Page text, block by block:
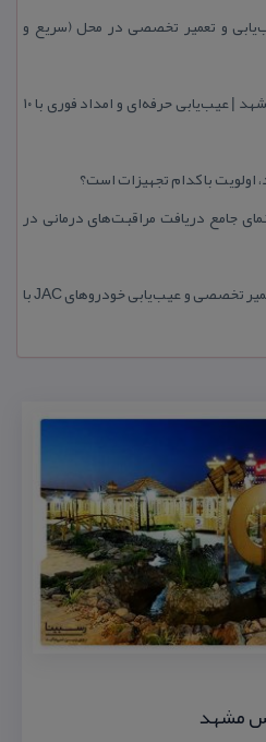
و تعمیر تخصصی در محل (سریع و
تعمیرگاه تخصصی كوییك در مشهد | عیب‌یابی حرفه‌ای و امداد فوری با ۱۰
جامع دریافت مراقبت‌های درمانی در
امداد خودرو جك در مشهد | تعمیر تخصصی و عیب‌یابی خودروهای JAC با
مشهد